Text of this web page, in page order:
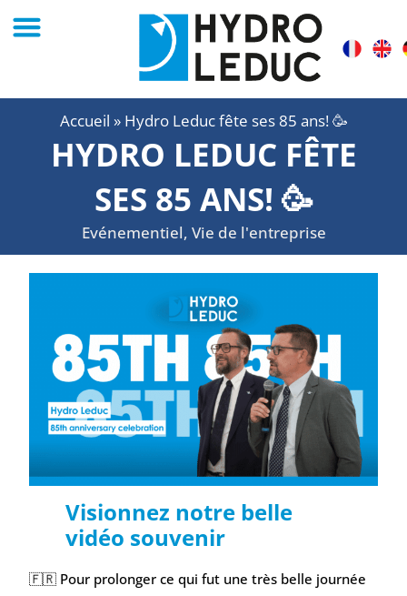
Accueil » Hydro Leduc fête ses 85 ans! 🥳
HYDRO LEDUC FÊTE
SES 85 ANS! 🥳
Evénementiel, Vie de l'entreprise
Visionnez notre belle
vidéo souvenir
🇫🇷 Pour prolonger ce qui fut une très belle journée